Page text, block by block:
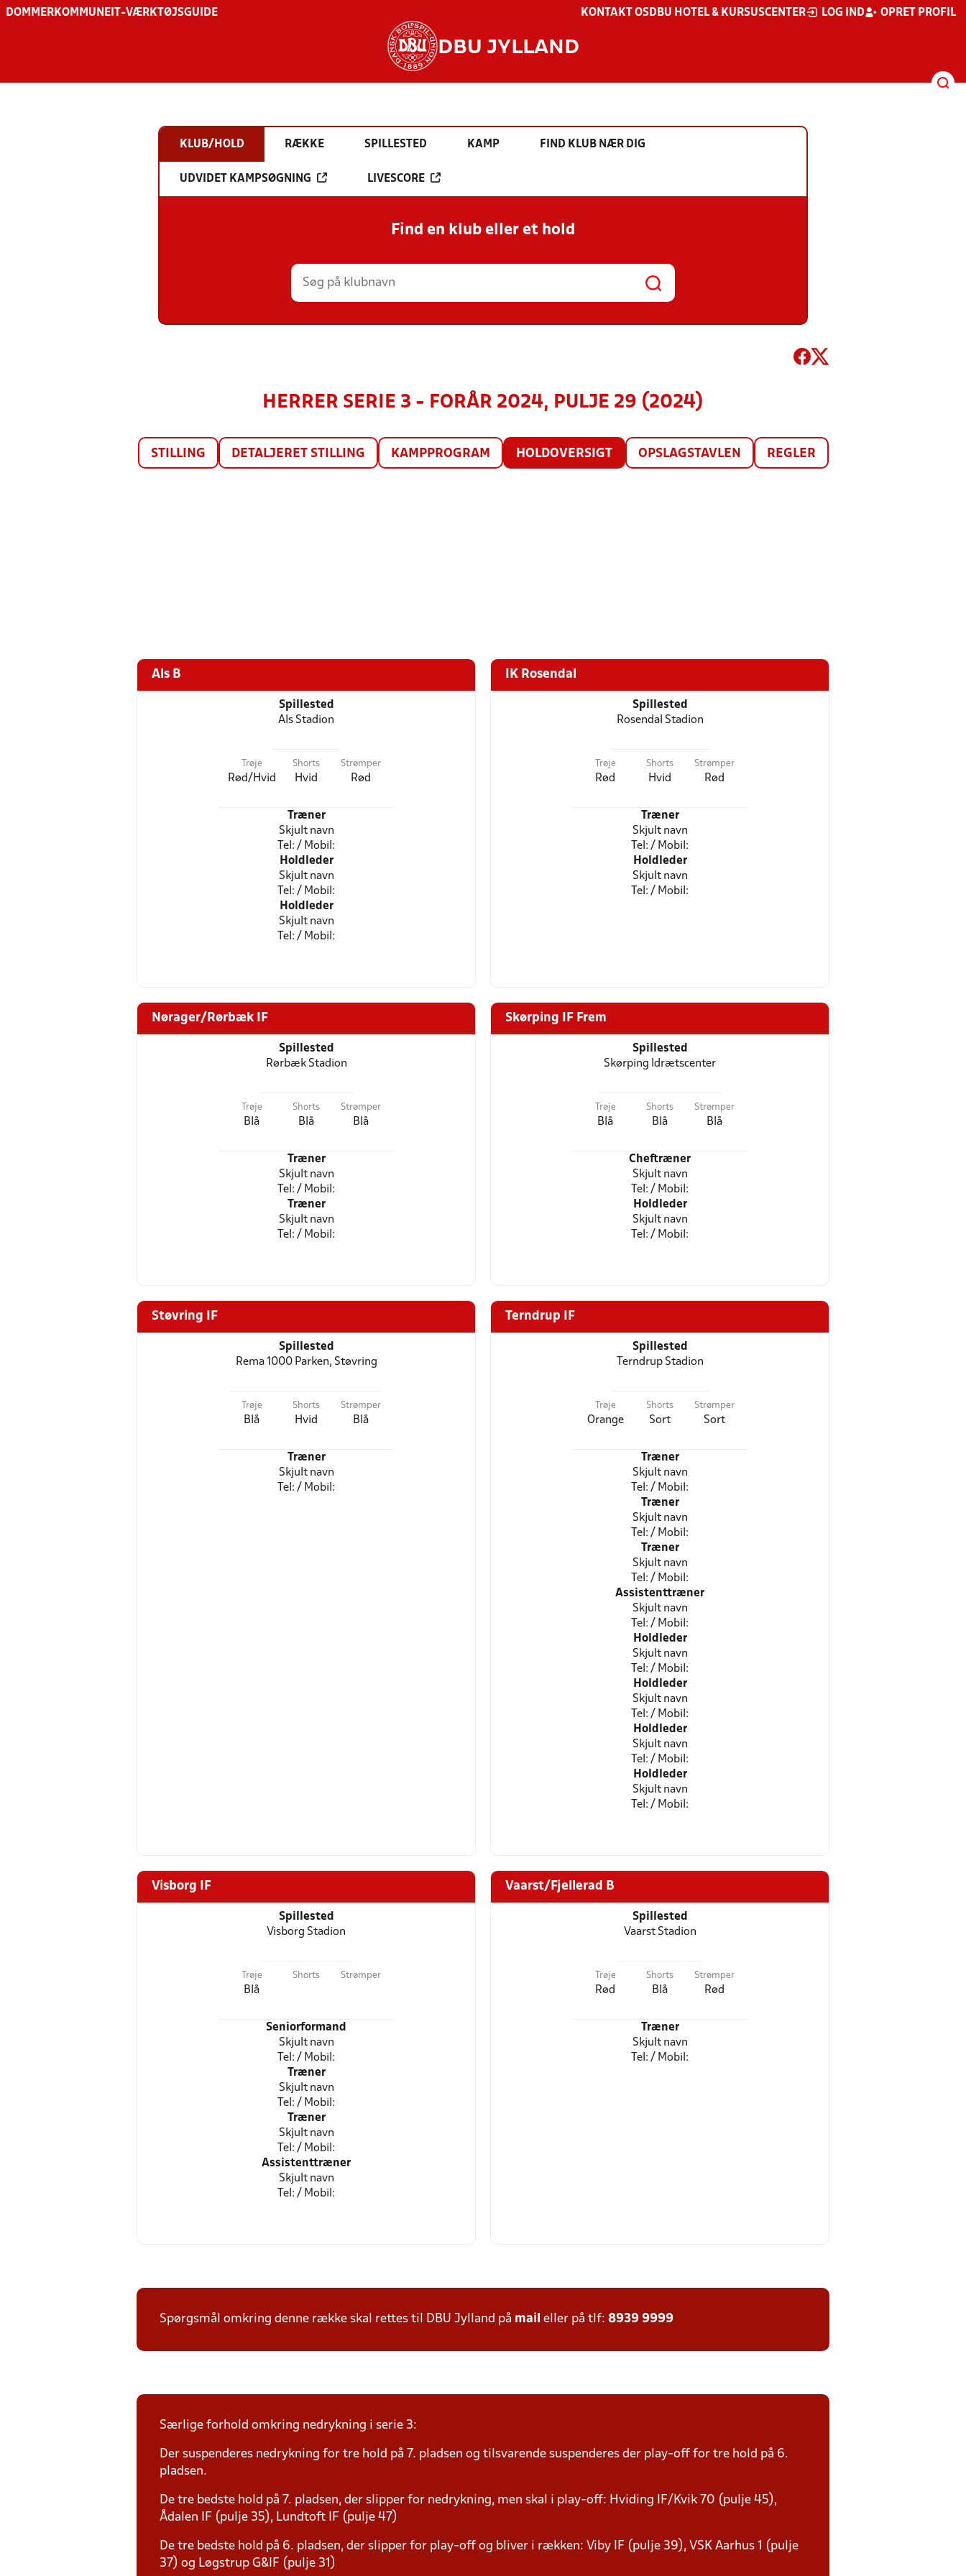
DOMMER KOMMUNE IT-VÆRKTØJSGUIDE KONTAKT OS DBU HOTEL & KURSUSCENTER LOG IND OPRET PROFIL
DBU JYLLAND
KLUB/HOLD RÆKKE SPILLESTED KAMP FIND KLUB NÆR DIG
UDVIDET KAMPSØGNING LIVESCORE
Find en klub eller et hold
HERRER SERIE 3 - FORÅR 2024, PULJE 29 (2024)
STILLING DETALJERET STILLING KAMPPROGRAM HOLDOVERSIGT OPSLAGSTAVLEN REGLER
Als B
Spillested
Als Stadion
Trøje
Rød/Hvid
Shorts
Hvid
Strømper
Rød
Træner
Skjult navn
Tel: / Mobil:
Holdleder
Skjult navn
Tel: / Mobil:
Holdleder
Skjult navn
Tel: / Mobil:
IK Rosendal
Spillested
Rosendal Stadion
Trøje
Rød
Shorts
Hvid
Strømper
Rød
Træner
Skjult navn
Tel: / Mobil:
Holdleder
Skjult navn
Tel: / Mobil:
Nørager/Rørbæk IF
Spillested
Rørbæk Stadion
Trøje
Blå
Shorts
Blå
Strømper
Blå
Træner
Skjult navn
Tel: / Mobil:
Træner
Skjult navn
Tel: / Mobil:
Skørping IF Frem
Spillested
Skørping Idrætscenter
Trøje
Blå
Shorts
Blå
Strømper
Blå
Cheftræner
Skjult navn
Tel: / Mobil:
Holdleder
Skjult navn
Tel: / Mobil:
Støvring IF
Spillested
Rema 1000 Parken, Støvring
Trøje
Blå
Shorts
Hvid
Strømper
Blå
Træner
Skjult navn
Tel: / Mobil:
Terndrup IF
Spillested
Terndrup Stadion
Trøje
Orange
Shorts
Sort
Strømper
Sort
Træner
Skjult navn
Tel: / Mobil:
Træner
Skjult navn
Tel: / Mobil:
Træner
Skjult navn
Tel: / Mobil:
Assistenttræner
Skjult navn
Tel: / Mobil:
Holdleder
Skjult navn
Tel: / Mobil:
Holdleder
Skjult navn
Tel: / Mobil:
Holdleder
Skjult navn
Tel: / Mobil:
Holdleder
Skjult navn
Tel: / Mobil:
Visborg IF
Spillested
Visborg Stadion
Trøje
Blå
Shorts Strømper
Seniorformand
Skjult navn
Tel: / Mobil:
Træner
Skjult navn
Tel: / Mobil:
Træner
Skjult navn
Tel: / Mobil:
Assistenttræner
Skjult navn
Tel: / Mobil:
Vaarst/Fjellerad B
Spillested
Vaarst Stadion
Trøje
Rød
Shorts
Blå
Strømper
Rød
Træner
Skjult navn
Tel: / Mobil:
Spørgsmål omkring denne række skal rettes til DBU Jylland på mail eller på tlf: 8939 9999
Særlige forhold omkring nedrykning i serie 3:
Der suspenderes nedrykning for tre hold på 7. pladsen og tilsvarende suspenderes der play-off for tre hold på 6.
pladsen.
De tre bedste hold på 7. pladsen, der slipper for nedrykning, men skal i play-off: Hviding IF/Kvik 70 (pulje 45),
Ådalen IF (pulje 35), Lundtoft IF (pulje 47)
De tre bedste hold på 6. pladsen, der slipper for play-off og bliver i rækken: Viby IF (pulje 39), VSK Aarhus 1 (pulje
37) og Løgstrup G&IF (pulje 31)